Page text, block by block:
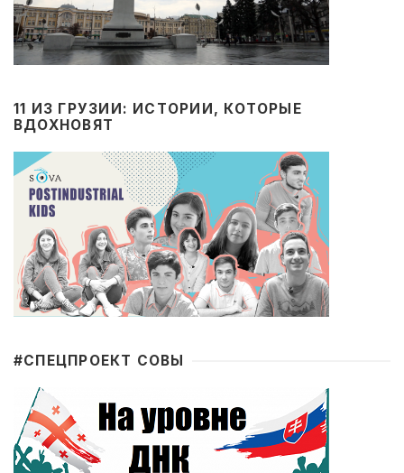
11 ИЗ ГРУЗИИ: ИСТОРИИ, КОТОРЫЕ
ВДОХНОВЯТ
#CПЕЦПРОЕКТ СОВЫ